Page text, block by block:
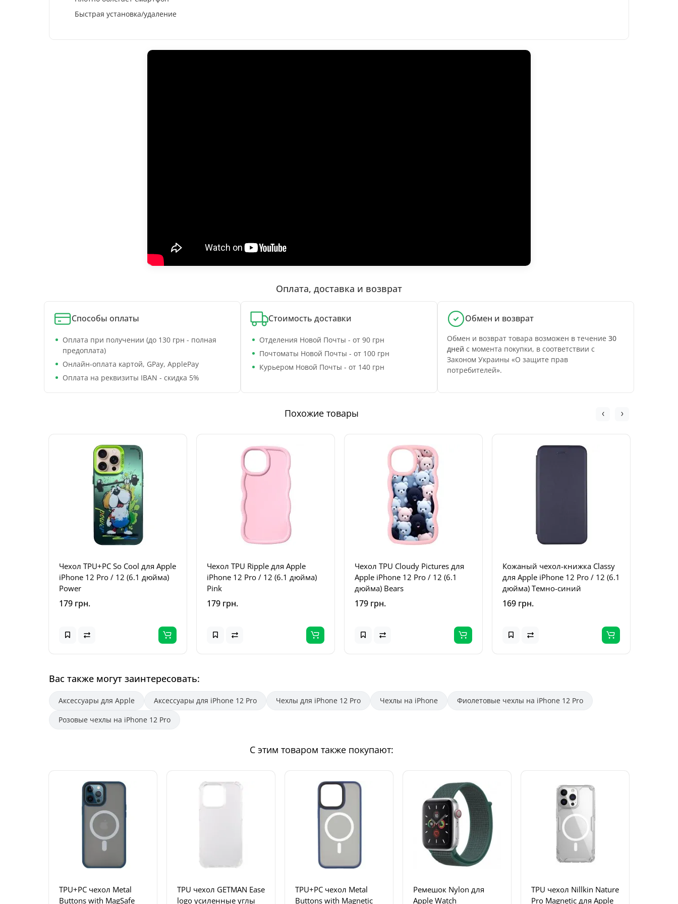
Быстрая установка/удаление
Оплата, доставка и возврат
Способы оплаты
Оплата при получении (до 130 грн - полная
предоплата)
Онлайн-оплата картой, GPay, ApplePay
Оплата на реквизиты IBAN - скидка 5%
Стоимость доставки
Отделения Новой Почты - от 90 грн
Почтоматы Новой Почты - от 100 грн
Курьером Новой Почты - от 140 грн
Обмен и возврат
Обмен и возврат товара возможен в течение 30
дней с момента покупки, в соответствии с
Законом Украины «О защите прав
потребителей».
Похожие товары
Чехол TPU+PC So Cool для Apple
iPhone 12 Pro / 12 (6.1 дюйма)
Power
179 грн.
Чехол TPU Ripple для Apple
iPhone 12 Pro / 12 (6.1 дюйма)
Pink
179 грн.
Чехол TPU Cloudy Pictures для
Apple iPhone 12 Pro / 12 (6.1
дюйма) Bears
179 грн.
Кожаный чехол-книжка Classy
для Apple iPhone 12 Pro / 12 (6.1
дюйма) Темно-синий
169 грн.
Вас также могут заинтересовать:
Аксессуары для Apple Аксессуары для iPhone 12 Pro Чехлы для iPhone 12 Pro Чехлы на iPhone
Фиолетовые чехлы на iPhone 12 Pro
Розовые чехлы на iPhone 12 Pro
С этим товаром также покупают:
TPU+PC чехол Metal
Buttons with MagSafe
TPU чехол GETMAN Ease
logo усиленные углы
TPU+PC чехол Metal
Buttons with Magnetic
Ремешок Nylon для
Apple Watch
TPU чехол Nillkin Nature
Pro Magnetic для Apple